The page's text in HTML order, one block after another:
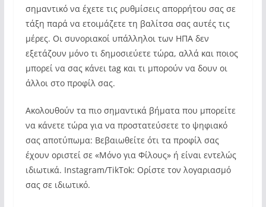
σημαντικό να έχετε τις ρυθμίσεις απορρήτου σας σε
τάξη παρά να ετοιμάζετε τη βαλίτσα σας αυτές τις
μέρες. Οι συνοριακοί υπάλληλοι των ΗΠΑ δεν
εξετάζουν μόνο τι δημοσιεύετε τώρα, αλλά και ποιος
μπορεί να σας κάνει tag και τι μπορούν να δουν οι
άλλοι στο προφίλ σας.
Ακολουθούν τα πιο σημαντικά βήματα που μπορείτε
να κάνετε τώρα για να προστατεύσετε το ψηφιακό
σας αποτύπωμα: Βεβαιωθείτε ότι τα προφίλ σας
έχουν οριστεί σε «Μόνο για Φίλους» ή είναι εντελώς
ιδιωτικά. Instagram/TikTok: Ορίστε τον λογαριασμό
σας σε ιδιωτικό.